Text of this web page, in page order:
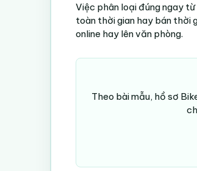
Việc phân loại đúng ngay
toàn thời gian hay bán thời
online hay lên văn phòng.
Theo bài mẫu, hồ sơ